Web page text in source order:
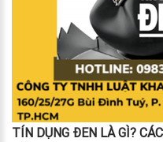
TÍN DỤNG ĐEN LÀ GÌ?